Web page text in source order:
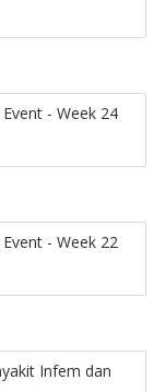
- Week 24
- Week 22
Infem dan